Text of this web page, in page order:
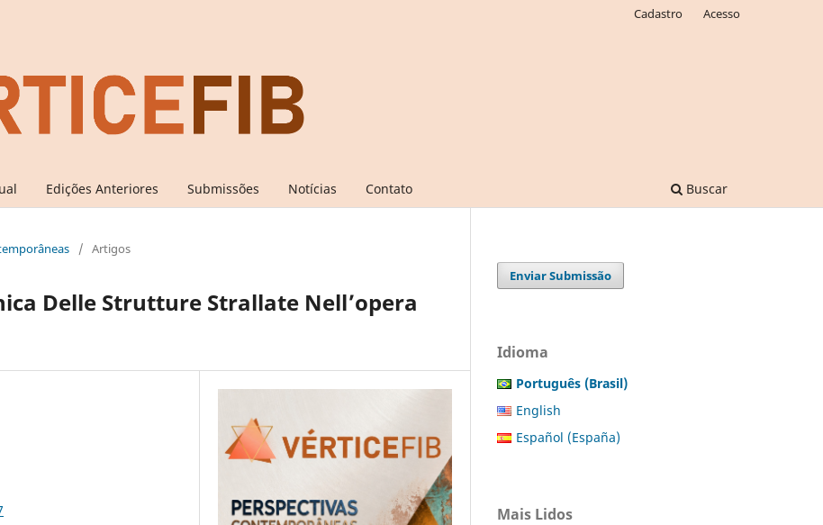
Edições Anteriores Submissões Notícias Contato Buscar
Cadastro Acesso
/ Artigos
Delle Strutture Strallate Nell’opera
Enviar Submissão
Idioma
Português (Brasil)
English
Español (España)
Mais Lidos